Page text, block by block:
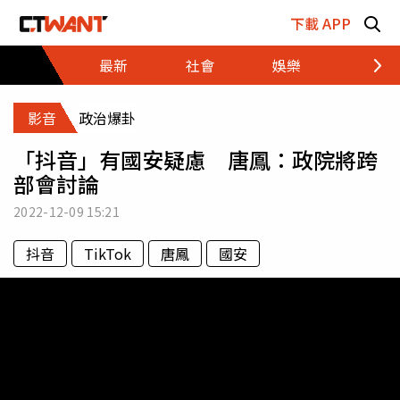
下載 APP
最新
社會 娛樂 財經
影音 政治爆卦
「抖音」有國安疑慮 唐鳳：政院將跨
部會討論
2022-12-09 15:21
抖音 TikTok 唐鳳 國安